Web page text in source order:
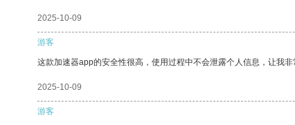
2025-10-09
游客
这款加速器app的安全性很高，使用过程中不会泄露个人信息，让我非
2025-10-09
游客